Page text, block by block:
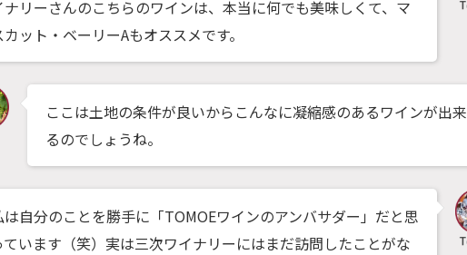
ナリーさんのこちらのワインは、本当に何でも美味しくて、マ
カット・ベーリーAもオススメです。
ここは土地の条件が良いからこんなに凝縮感のあるワインが出来
るのでしょうね。
は自分のことを勝手に「TOMOEワインのアンバサダー」だと思
ています（笑）実は三次ワイナリーにはまだ訪問したことがな